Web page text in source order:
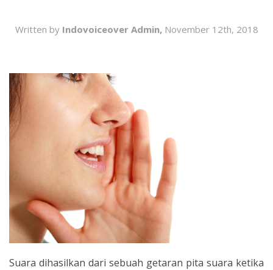
Written by Indovoiceover Admin, November 12th, 2018
Suara dihasilkan dari sebuah getaran pita suara ketika